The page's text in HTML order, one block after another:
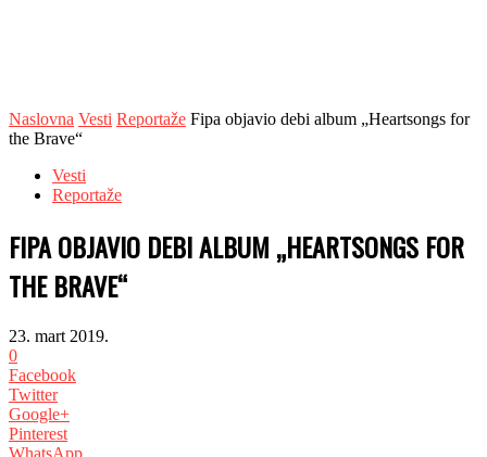
Naslovna Vesti Reportaže Fipa objavio debi album „Heartsongs for
the Brave“
Vesti
Reportaže
FIPA OBJAVIO DEBI ALBUM „HEARTSONGS FOR
THE BRAVE“
23. mart 2019.
0
Facebook
Twitter
Google+
Pinterest
WhatsApp